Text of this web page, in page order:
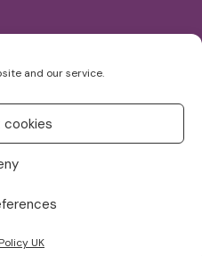
and our service.
UK